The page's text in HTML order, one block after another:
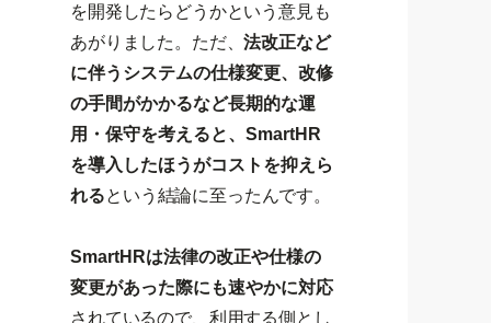
を開発したらどうかという意見も
あがりました。ただ、法改正など
に伴うシステムの仕様変更、改修
の手間がかかるなど長期的な運
用・保守を考えると、SmartHR
を導入したほうがコストを抑えら
れるという結論に至ったんです。
SmartHRは法律の改正や仕様の
変更があった際にも速やかに対応
されているので、利用する側とし